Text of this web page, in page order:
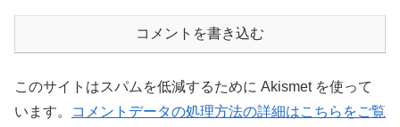
コメントを書き込む
このサイトはスパムを低減するために Akismet を使って
います。
コメントデータの処理方法の詳細はこちらをご覧